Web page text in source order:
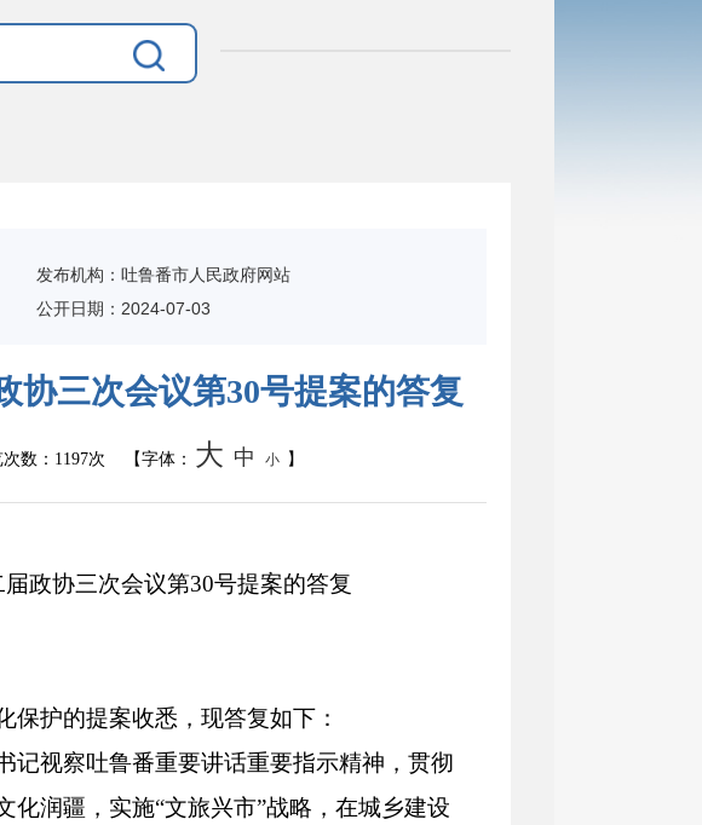
发布机构：吐鲁番市人民政府网站
公开日期：2024-07-03
协三次会议第30号提案的答复
数： 1197次 【字体： 大 中 小 】
届政协三次会议第30号提案的答复
保护的提案收悉，现答复如下：
记视察吐鲁番重要讲话重要指示精神，贯彻
化润疆，实施“文旅兴市”战略，在城乡建设